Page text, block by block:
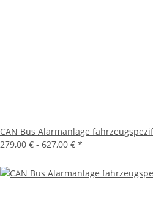
CAN Bus Alarmanlage
279,00 € - 627,00 € *